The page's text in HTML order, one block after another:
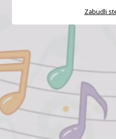
Zabudli